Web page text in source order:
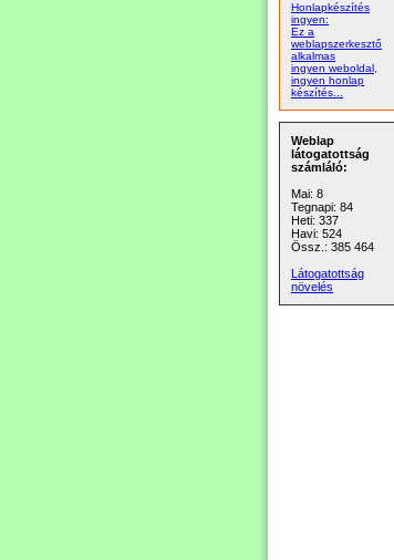
Honlapkészítés
ingyen:
Ez a
weblapszerkesztő
alkalmas
ingyen weboldal,
ingyen honlap
készítés...
Weblap
látogatottság
számláló:
Mai: 8
Tegnapi: 84
Heti: 337
Havi: 524
Össz.: 385 464
Látogatottság
növelés